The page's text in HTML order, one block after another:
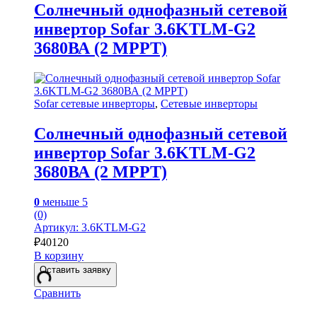
Солнечный однофазный сетевой
инвертор Sofar 3.6KTLM-G2
3680ВА (2 MPPT)
Sofar сетевые инверторы, Сетевые инверторы
Солнечный однофазный сетевой
инвертор Sofar 3.6KTLM-G2
3680ВА (2 MPPT)
0 меньше 5
(0)
Артикул: 3.6KTLM-G2
₽40120
В корзину
Оставить заявку
Сравнить